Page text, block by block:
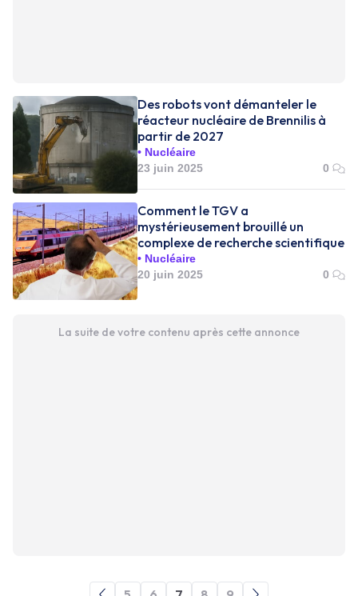
Des robots vont démanteler le
réacteur nucléaire de Brennilis à
partir de 2027
Nucléaire
23 juin 2025
0
Comment le TGV a
mystérieusement brouillé un
complexe de recherche scientifique
Nucléaire
20 juin 2025
0
La suite de votre contenu après cette annonce